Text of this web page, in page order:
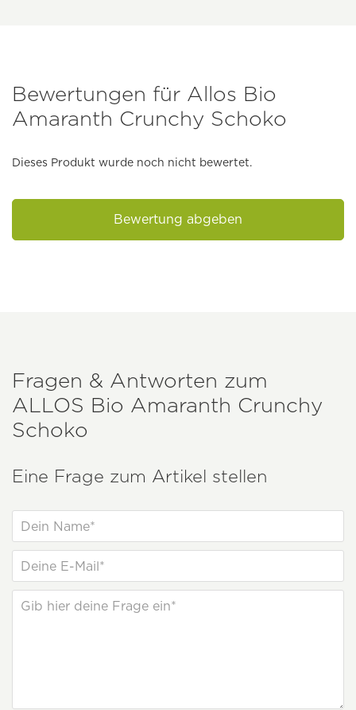
Bewertungen für Allos Bio
Amaranth Crunchy Schoko
Dieses Produkt wurde noch nicht bewertet.
Bewertung abgeben
Fragen & Antworten zum
ALLOS Bio Amaranth Crunchy
Schoko
Eine Frage zum Artikel stellen